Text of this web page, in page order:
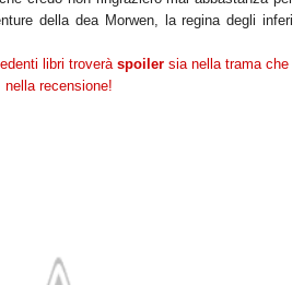
della dea Morwen, la regina degli inferi
libri troverà spoilersia nella trama che
nella recensione!